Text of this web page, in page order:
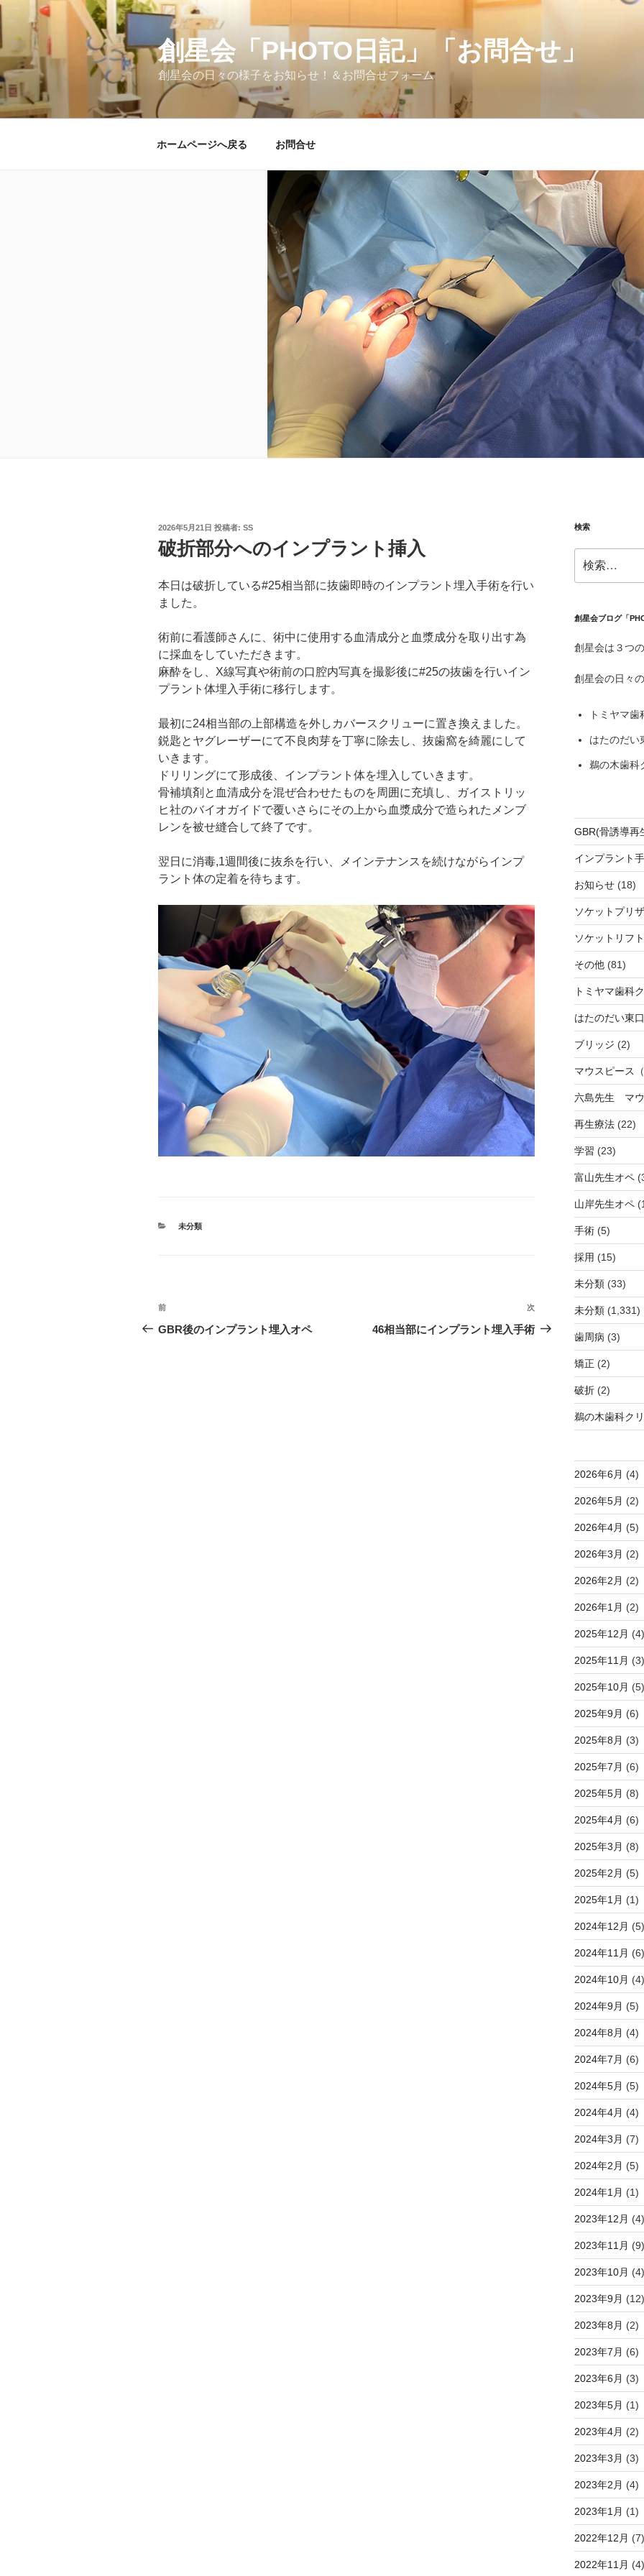
コ
ン
ツ
ス
創星会「PHOTO日記」「お問合せ」
創星会の日々の様子をお知らせ！＆お問合せフォーム
ホームページへ戻る お問合せ
投
日:
2026年5月21日 投稿者: SS
破折部分へのインプラント挿入
本日は破折している#25相当部に抜歯即時のインプラント埋入手術を行い
ました。
術前に看護師さんに、術中に使用する血清成分と血漿成分を取り出す為
に採血をしていただきます。
麻酔をし、X線写真や術前の口腔内写真を撮影後に#25の抜歯を行いイン
プラント体埋入手術に移行します。
最初に24相当部の上部構造を外しカバースクリューに置き換えました。
鋭匙とヤグレーザーにて不良肉芽を丁寧に除去し、抜歯窩を綺麗にして
いきます。
ドリリングにて形成後、インプラント体を埋入していきます。
骨補填剤と血清成分を混ぜ合わせたものを周囲に充填し、ガイストリッ
ヒ社のバイオガイドで覆いさらにその上から血漿成分で造られたメンブ
レンを被せ縫合して終了です。
翌日に消毒,1週間後に抜糸を行い、メインテナンスを続けながらインプ
ラント体の定着を待ちます。
カ
未分類
投
稿
前
の
前
GBR後のインプラント埋入オペ
次
の
次
46相当部にインプラント埋入手術
検索
索:
創星会ブログ「
創星会は３つ
創星会の日々
トミヤマ歯
はたのだい
鵜の木歯科
GBR(骨誘導再
インプラント
お知らせ(18)
ソケットプリ
ソケットリフト
その他(81)
トミヤマ歯科
はたのだい東
ブリッジ (2)
マウスピース
六島先生 マウ
再生療法(22)
学習 (23)
富山先生オペ
山岸先生オペ
手術(5)
採用 (15)
未分類(33)
未分類(1,331)
歯周病 (3)
矯正 (2)
破折(2)
鵜の木歯科ク
2026年6月 (4)
2026年5月 (2)
2026年4月 (5)
2026年3月 (2)
2026年2月 (2)
2026年1月 (2)
2025年12月 (4)
2025年11月 (3)
2025年10月 (5)
2025年9月 (6)
2025年8月 (3)
2025年7月 (6)
2025年5月 (8)
2025年4月 (6)
2025年3月 (8)
2025年2月 (5)
2025年1月 (1)
2024年12月 (5)
2024年11月 (6)
2024年10月 (4)
2024年9月 (5)
2024年8月 (4)
2024年7月 (6)
2024年5月 (5)
2024年4月 (4)
2024年3月 (7)
2024年2月 (5)
2024年1月 (1)
2023年12月 (4)
2023年11月 (9)
2023年10月 (4)
2023年9月 (12)
2023年8月 (2)
2023年7月 (6)
2023年6月 (3)
2023年5月 (1)
2023年4月 (2)
2023年3月 (3)
2023年2月 (4)
2023年1月 (1)
2022年12月 (7)
2022年11月 (4)